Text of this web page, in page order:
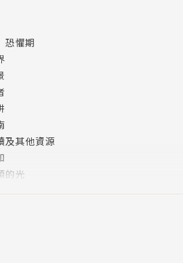
馬雅國駐臺辦事處大使
國立臺灣大學社會學研究所博士生
懼期
及其他資源
的光